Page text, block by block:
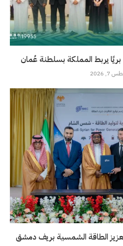
يربط المملكة بسلطنة عُمان
2026
الطاقة الشمسية بريف دمشق